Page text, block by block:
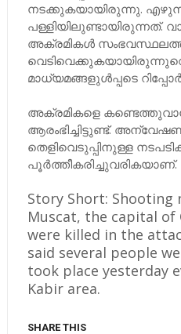
നടക്കുകയായിരുന്നു.
പള്ളിയിലുണ്ടായിരുന്നത്.
അക്രമികള്‍
മാധ്യമങ്ങളുള്‍പ്പടെ
അക്രമികളെ
ആരംഭിച്ചിട്ടുണ്ട്.
തെളിവെടുപ്പിനുള്ള
പൂര്‍ത്തീകരിച്ചുവരികയാണ്.
Story Short: Shooting
Muscat, the capital of
were killed in the
said several people
took place yesterday
Kabir area.
SHARE THIS